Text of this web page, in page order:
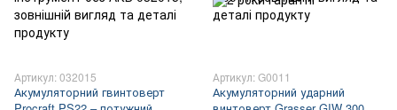
Артикул: 032015
Акумуляторний гвинтоверт
Артикул: G0011
Акумуляторний ударний